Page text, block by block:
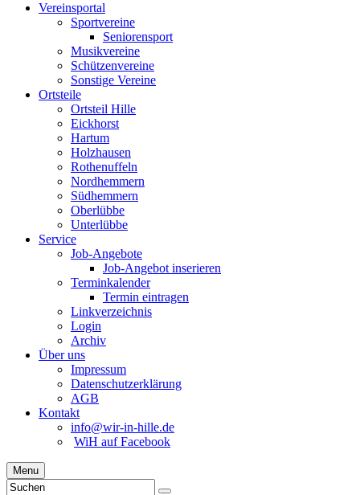
Vereinsportal
Sportvereine
Seniorensport
Musikvereine
Schützenvereine
Sonstige Vereine
Ortsteile
Ortsteil Hille
Eickhorst
Hartum
Holzhausen
Rothenuffeln
Nordhemmern
Südhemmern
Oberlübbe
Unterlübbe
Service
Job-Angebote
Job-Angebot inserieren
Terminkalender
Termin eintragen
Linkverzeichnis
Login
Archiv
Über uns
Impressum
Datenschutzerklärung
AGB
Kontakt
info@wir-in-hille.de
WiH auf Facebook
Menu